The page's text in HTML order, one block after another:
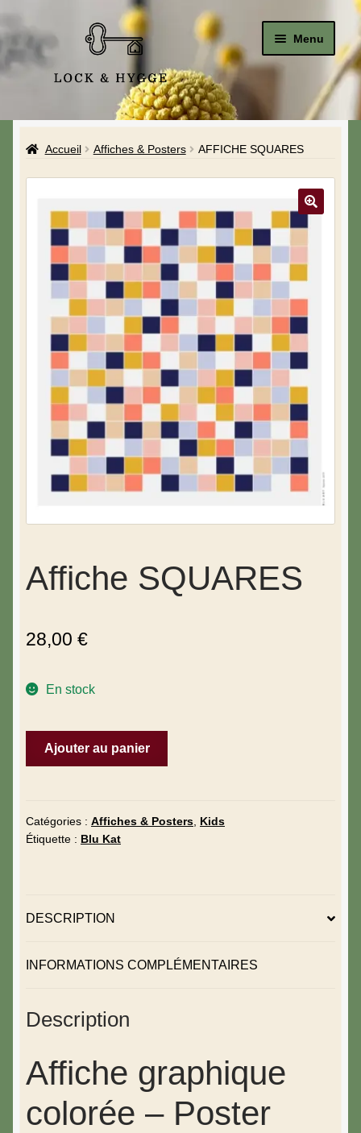
Menu
Le Studio
Mon compte
Blog & Hygge
Accueil Affiches & Posters AFFICHE SQUARES
Affiche SQUARES
28,00 €
En stock
Ajouter au panier
Catégories : Affiches & Posters Kids
Étiquette : Blu Kat
DESCRIPTION
INFORMATIONS COMPLÉMENTAIRES
Description
Affiche graphique
colorée – Poster